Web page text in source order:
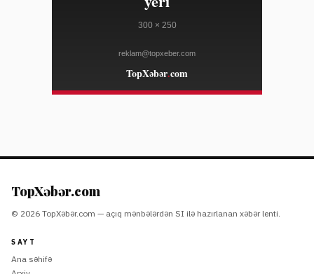
Marko Rubio Hörmüz Boğazında Gömrük Sazişi üzrə
irəliləyişdən xəbər verib
mürəkkəb edə bilər
WWD
TopXəbər.com
© 2026 TopXəbər.com — açıq mənbələrdən SI ilə hazırlanan xəbər lenti.
SAYT
Ana səhifə